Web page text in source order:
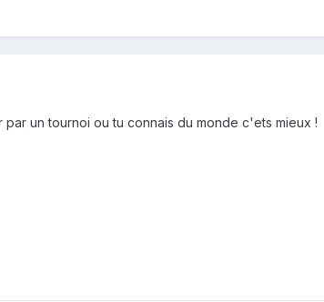
un tournoi ou tu connais du monde c'ets mieux !